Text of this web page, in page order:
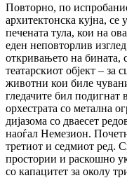
Повторно, по
архитектонска кујна,
печената тула, кои на
еден неповторлив
откривањето на бината,
театарскиот објект – за
животни кои биле
гледачите бил подигнат
орхестрата со метална
дијазома со дваесет
наоѓал Немезион.
третиот и седмиот ред.
простории и раскошно
со капацитет за околу